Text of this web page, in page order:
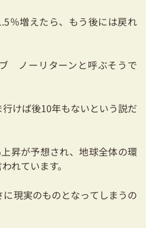
％増えたら、もう後には戻れ
ノーリターンと呼ぶそうで
けば後10年もないという説だ
昇が予想され、地球全体の環
れています。
現実のものとなってしまうの